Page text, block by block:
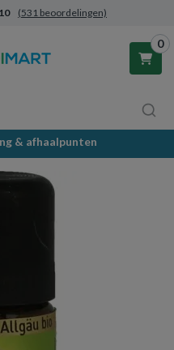
(531 beoordelingen)
0
& afhaalpunten